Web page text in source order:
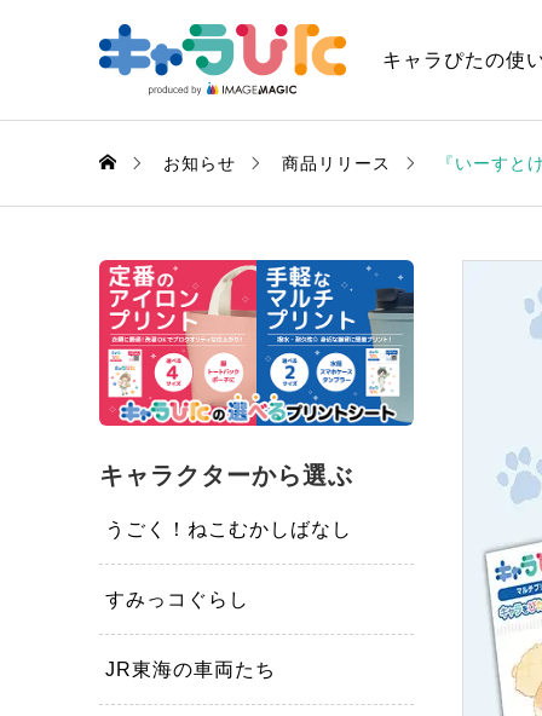
キャラぴたの使
お知らせ 商品リリース 『いーすと
キャラクターから選ぶ
うごく！ねこむかしばなし
すみっコぐらし
JR東海の車両たち